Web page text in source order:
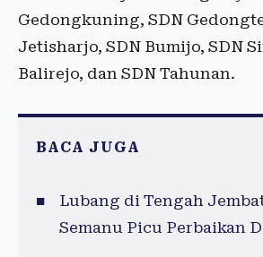
Gedongkuning, SDN
Jetisharjo, SDN Bumijo, SDN
Balirejo, dan SDN Tahunan.
BACA JUGA
Lubang di Tengah
Semanu Picu Perbaikan